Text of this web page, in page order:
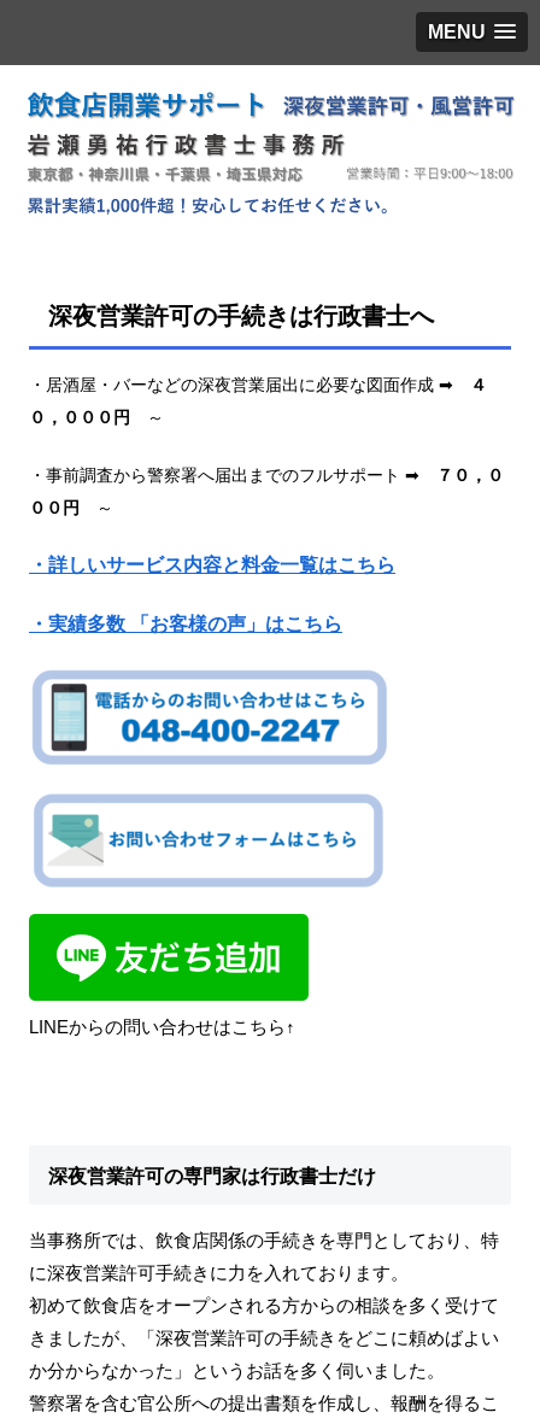
MENU
深夜営業許可の手続きは行政書士へ
・居酒屋・バーなどの深夜営業届出に必要な図面作成 ➡
４
０，０００円
～
・事前調査から警察署へ届出までのフルサポート ➡
７０，０
００円
～
・詳しいサービス内容と料金一覧はこちら
・実績多数 「お客様の声」はこちら
LINEからの問い合わせはこちら↑
深夜営業許可の専門家は行政書士だけ
当事務所では、飲食店関係の手続きを専門としており、特
に深夜営業許可手続きに力を入れております。
初めて飲食店をオープンされる方からの相談を多く受けて
きましたが、「深夜営業許可の手続きをどこに頼めばよい
か分からなかった」というお話を多く伺いました。
警察署を含む官公所への提出書類を作成し、報酬を得るこ